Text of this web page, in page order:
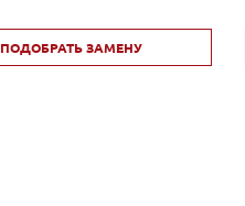
ПОДОБРАТЬ ЗАМЕНУ